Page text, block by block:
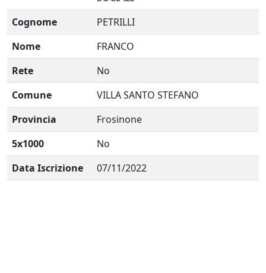
Cognome
PETRILLI
Nome
FRANCO
Rete
No
Comune
VILLA SANTO STEFANO
Provincia
Frosinone
5x1000
No
Data Iscrizione
07/11/2022